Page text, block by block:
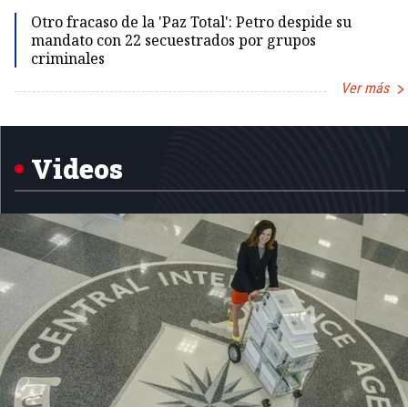
Otro fracaso de la 'Paz Total': Petro despide su
mandato con 22 secuestrados por grupos
criminales
Ver más
1
Videos